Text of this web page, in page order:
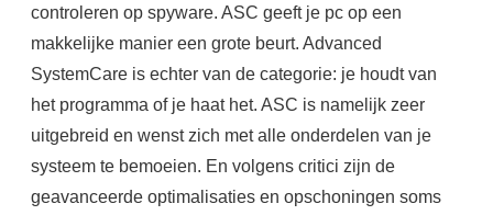
controleren op spyware. ASC geeft je pc op een
makkelijke manier een grote beurt. Advanced
SystemCare is echter van de categorie: je houdt van
het programma of je haat het. ASC is namelijk zeer
uitgebreid en wenst zich met alle onderdelen van je
systeem te bemoeien. En volgens critici zijn de
geavanceerde optimalisaties en opschoningen soms